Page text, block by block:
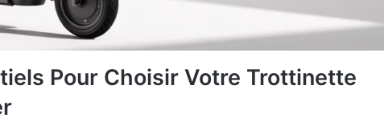
Pour Choisir Votre Trottinette